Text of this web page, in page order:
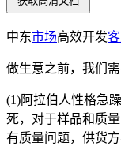
中东市场高效开发
做生意之前，我们
(1)阿拉伯人性格急
死，对于样品和质
有质量问题，供货